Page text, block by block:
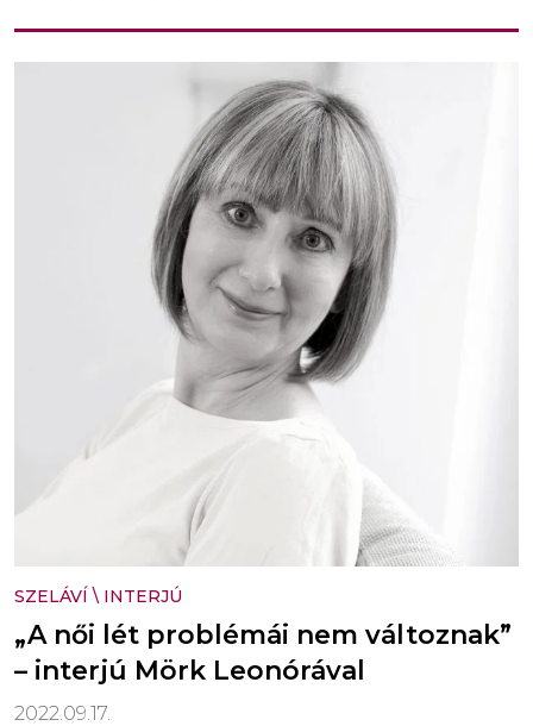
SZELÁVÍ \ INTERJÚ
„A női lét problémái nem változnak”
– interjú Mörk Leonórával
2022.09.17.